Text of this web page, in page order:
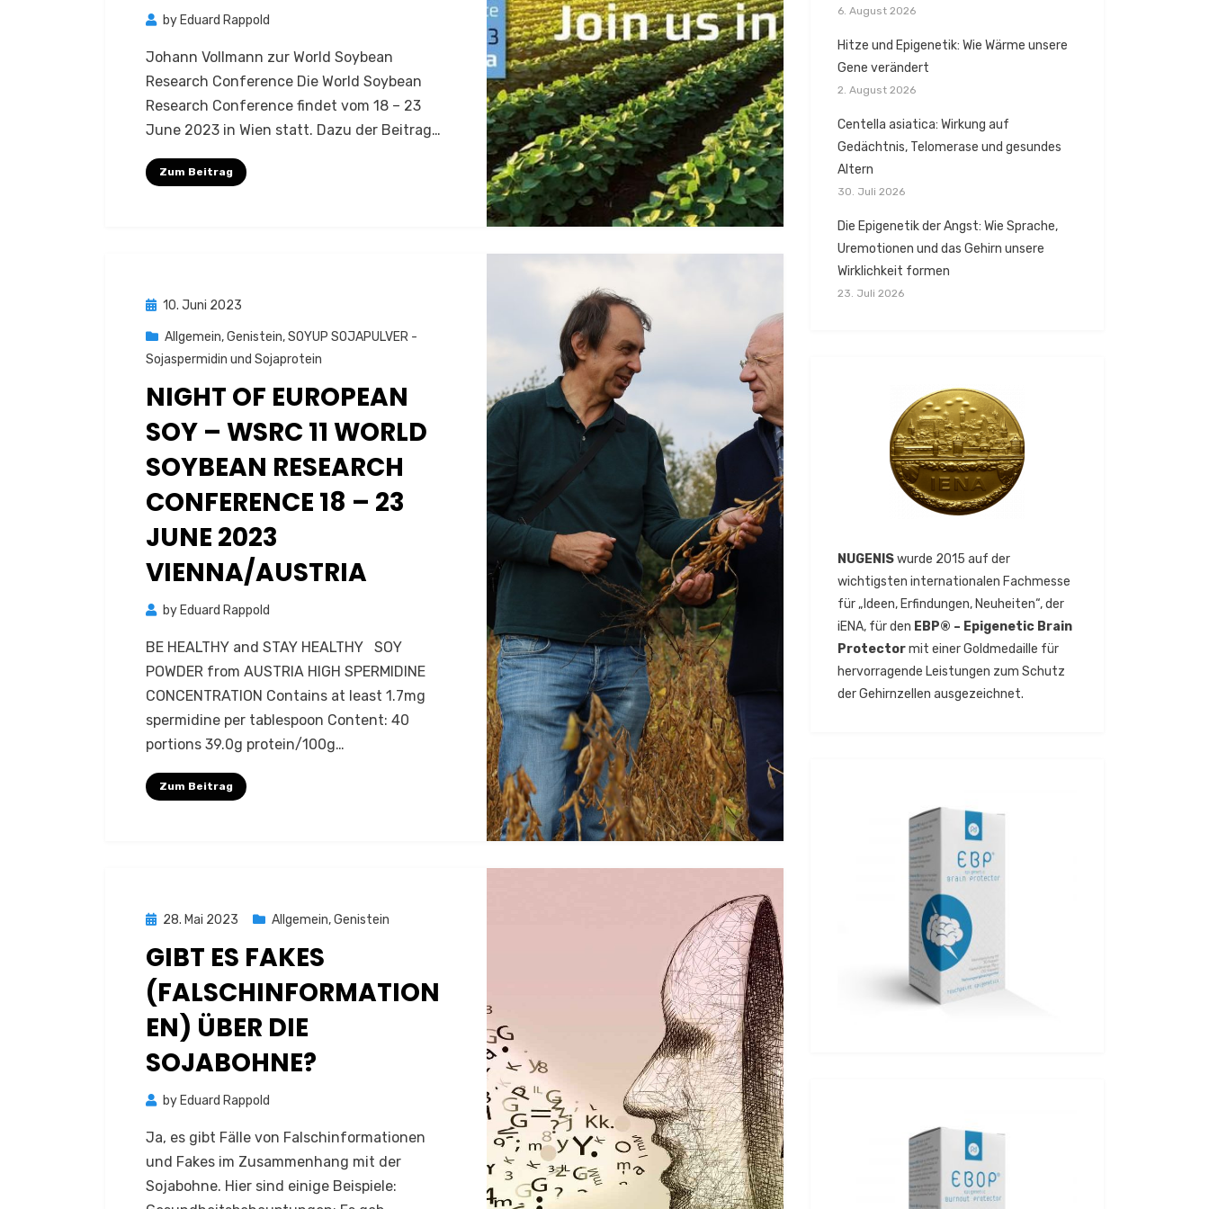
by Eduard Rappold
Johann Vollmann zur World Soybean
Research Conference Die World Soybean
Research Conference findet vom 18 – 23
June 2023 in Wien statt. Dazu der Beitrag…
Zum Beitrag
Posted
10. Juni 2023
Allgemein,Genistein,SOYUP SOJAPULVER -
Sojaspermidin und Sojaprotein
NIGHT OF EUROPEAN
SOY – WSRC 11 WORLD
SOYBEAN RESEARCH
CONFERENCE 18 – 23
JUNE 2023
VIENNA/AUSTRIA
by Eduard Rappold
BE HEALTHY and STAY HEALTHY SOY
POWDER from AUSTRIA HIGH SPERMIDINE
CONCENTRATION Contains at least 1.7mg
spermidine per tablespoon Content: 40
portions 39.0g protein/100g…
Zum Beitrag
Posted
28. Mai 2023 Allgemein,Genistein
GIBT ES FAKES
(FALSCHINFORMATION
EN) ÜBER DIE
SOJABOHNE?
by Eduard Rappold
Ja, es gibt Fälle von Falschinformationen
und Fakes im Zusammenhang mit der
Sojabohne. Hier sind einige Beispiele:
6. August 2026
Hitze und Epigenetik: Wie Wärme unsere
Gene verändert
2. August 2026
Centella asiatica: Wirkung auf
Gedächtnis, Telomerase und gesundes
Altern
30. Juli 2026
Die Epigenetik der Angst: Wie Sprache,
Uremotionen und das Gehirn unsere
Wirklichkeit formen
23. Juli 2026
NUGENISwurde 2015 auf der
wichtigsten internationalen Fachmesse
für „Ideen, Erfindungen, Neuheiten“, der
iENA, für den EBP® – Epigenetic Brain
Protectormit einer Goldmedaille für
hervorragende Leistungen zum Schutz
der Gehirnzellen ausgezeichnet.